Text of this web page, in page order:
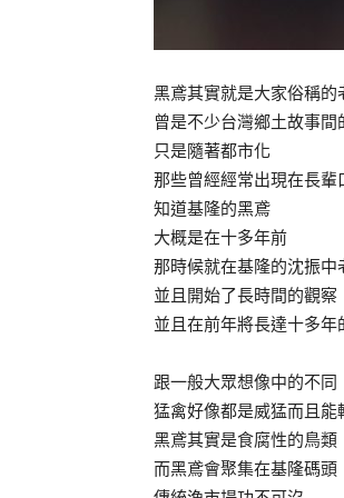
黑鳶其實就是大家俗稱的
曾是不少台灣鄉土故事間
只是隨著都市化
那些曾經經常出現在長
知道基隆的黑鳶
大概是在十多年前
那時候就在基隆的沈振中
並且開始了長時間的觀察
並且在前年將長達十多
跟一般大眾想像中的不同
猛禽好像都是威猛而且
黑鳶其實是食腐性的鳥類
而黑鳶會聚集在基隆碼頭